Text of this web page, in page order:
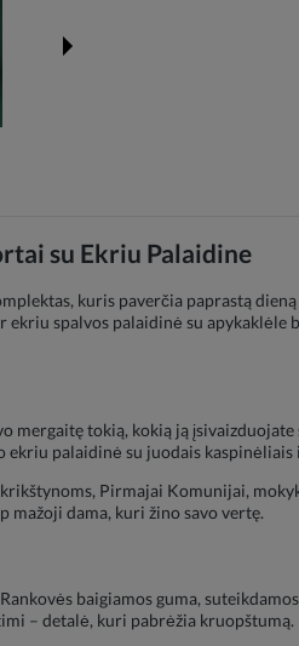
su Ekriu Palaidine
kuris paverčia paprastą
spalvos palaidinė su
mergaitę tokią, kokią ją
ekriu palaidinė su juodais
Pirmajai Komunijai,
dama, kuri žino savo vertę.
baigiamos guma,
– detalė, kuri pabrėžia kruopštumą.